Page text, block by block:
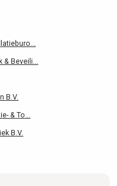
& Beveili...
B.V.
& To...
B.V.